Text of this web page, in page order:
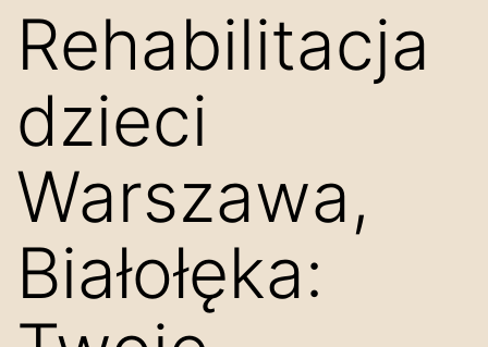
Rehabilitacja
dzieci
Warszawa,
Białołęka: